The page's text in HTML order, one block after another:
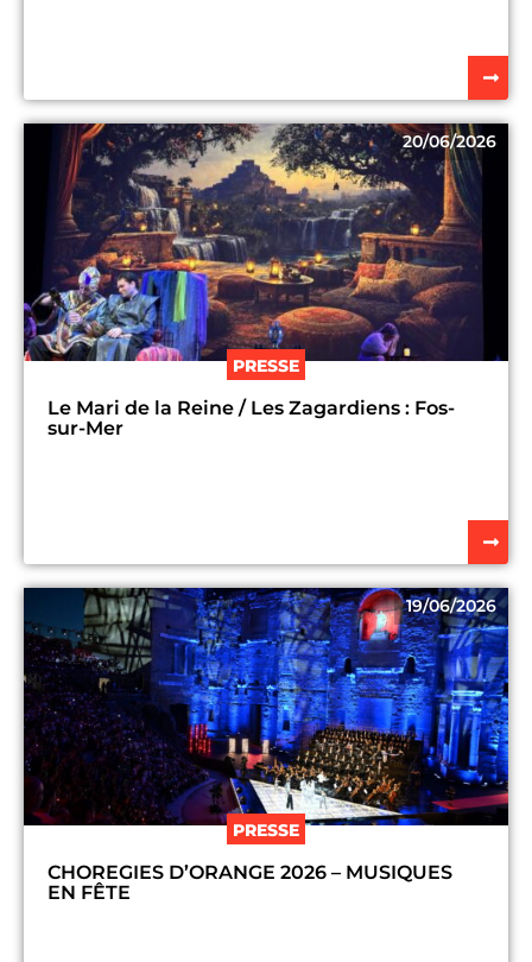
20/06/2026
PRESSE
Le Mari de la Reine / Les Zagardiens : Fos-
sur-Mer
19/06/2026
PRESSE
CHOREGIES D’ORANGE 2026 – MUSIQUES
EN FÊTE